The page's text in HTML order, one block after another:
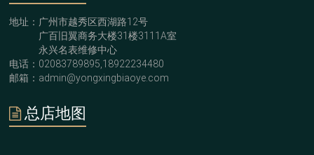
地址：广州市越秀区西湖路12号
广百旧翼商务大楼31楼3111A室
永兴名表维修中心
电话：02083789895,18922234480
邮箱：admin@yongxingbiaoye.com
总店地图